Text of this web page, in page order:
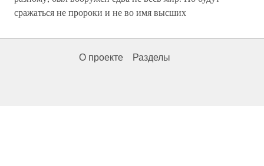
сражаться не пророки и не во имя высших
О проекте Разделы